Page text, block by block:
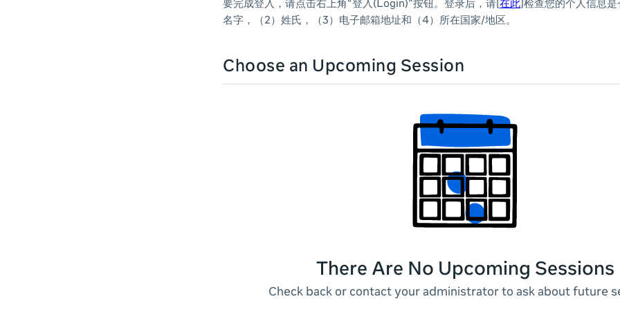
要完成登入，请点击右上角“登入(Login)”按钮。登录后，请[在此]检查您的个人信息是
名字，（2）姓氏，（3）电子邮箱地址和（4）所在国家/地区。
Choose an Upcoming Session
There Are No Upcoming Sessions
Check back or contact your administrator to ask about future